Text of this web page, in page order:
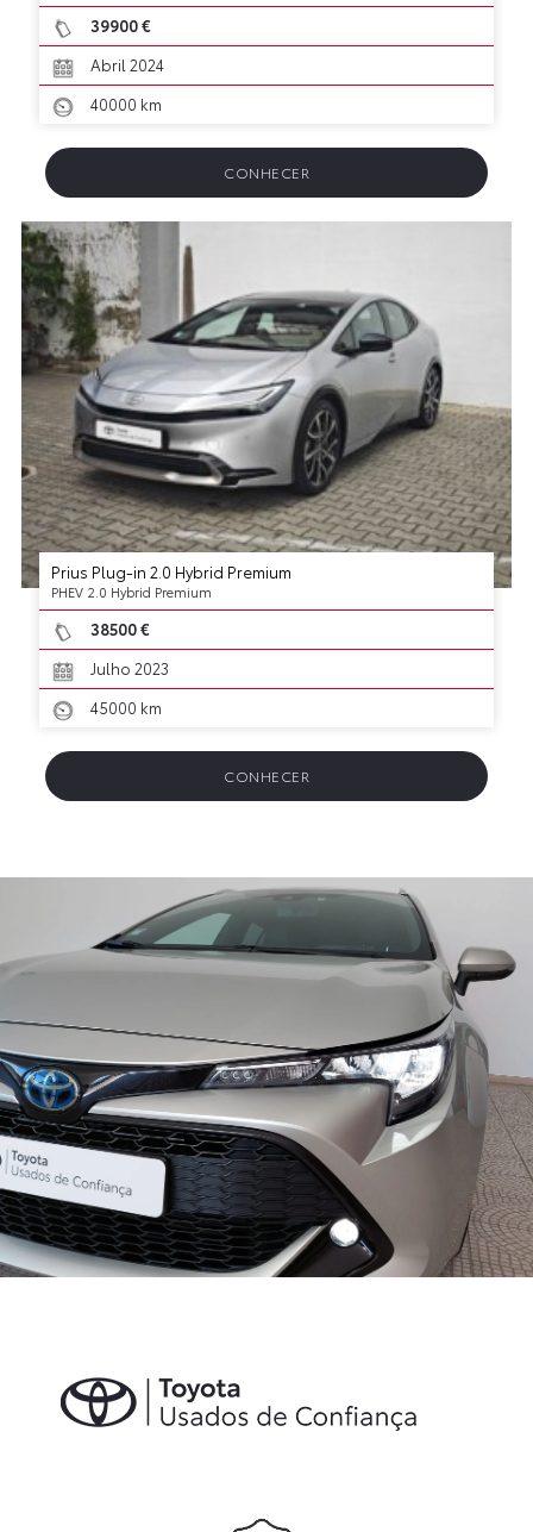
39900 €
Abril 2024
40000 km
CONHECER
Prius Plug-in 2.0 Hybrid Premium
PHEV 2.0 Hybrid Premium
38500 €
Julho 2023
45000 km
CONHECER